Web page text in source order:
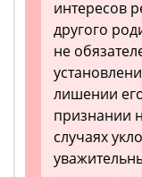
интересов
другого
не
лишении
признании
случаях